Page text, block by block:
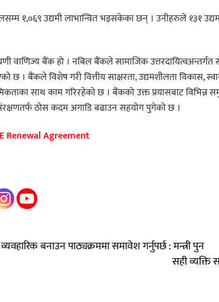
१,०६९ उद्यमी लाभान्वित भइसकेका छन् । उनीहरुले १३१
वाणिज्य बैंक हो । नबिल बैंकले सामाजिक उत्तरदायित्वअन्तर्गत
छ । बैंकले विशेष गरी वित्तीय साक्षरता, उद्यमशीलता विकास,
साथ काम गरिरहेको छ । बैंकको उक्त प्रयासबाट
ठोस कदम अगाडि बढाउन सहयोग पुगेको छ ।
Renewal Agreement
बनाउन पाठ्यक्रममा समावेश गर्नुपर्छ : मन्त्री पुन
सही व्यक्ति